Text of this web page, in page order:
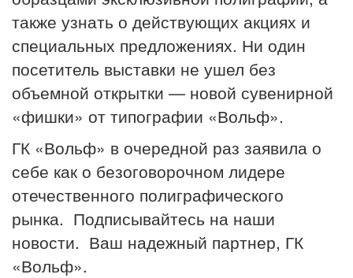
также узнать о действующих акциях и
специальных предложениях. Ни один
посетитель выставки не ушел без
объемной открытки — новой сувенирной
«фишки» от типографии «Вольф».
ГК «Вольф» в очередной раз заявила о
себе как о безоговорочном лидере
отечественного полиграфического
рынка. Подписывайтесь на наши
новости. Ваш надежный партнер, ГК
«Вольф».